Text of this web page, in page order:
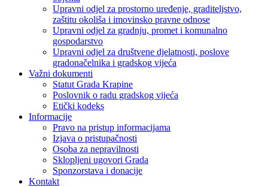
Upravni odjel za prostorno uređenje, graditeljstvo,
zaštitu okoliša i imovinsko pravne odnose
Upravni odjel za gradnju, promet i komunalno
gospodarstvo
Upravni odjel za društvene djelatnosti, poslove
gradonačelnika i gradskog vijeća
Važni dokumenti
Statut Grada Krapine
Poslovnik o radu gradskog vijeća
Etički kodeks
Informacije
Pravo na pristup informacijama
Izjava o pristupačnosti
Osoba za nepravilnosti
Sklopljeni ugovori Grada
Sponzorstava i donacije
Kontakt